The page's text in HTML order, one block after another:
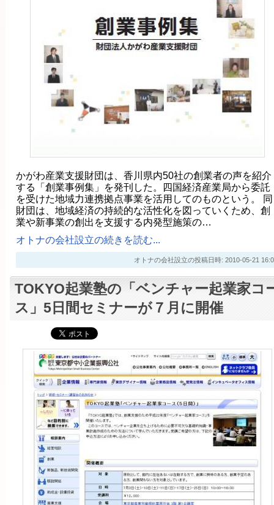
かがわ産業支援財団は、香川県内50社の創業者の声を紹介
する「創業事例集」を発刊した。四国経済産業局から委託
を受けた地域力連携拠点事業を活用してのものという。 同
財団は、地域経済の持続的な活性化を図っていくため、創
業や新事業の創出を支援する内発型施策の…
オトナの会社設立の続きを読む...
オトナの会社設立の投稿日時: 2010-05-21
TOKYO起業塾の「ベンチャー起業家コ
ス」5日間セミナーが７月に開催